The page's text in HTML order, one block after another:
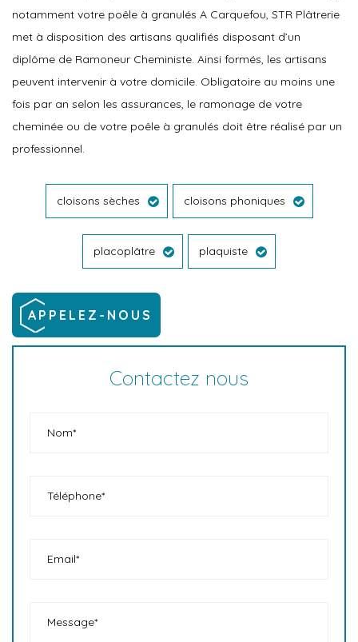
notamment votre poêle à granulés A Carquefou, STR Plâtrerie
met à disposition des artisans qualifiés disposant d’un
diplôme de Ramoneur Cheministe. Ainsi formés, les artisans
peuvent intervenir à votre domicile. Obligatoire au moins une
fois par an selon les assurances, le ramonage de votre
cheminée ou de votre poêle à granulés doit être réalisé par un
professionnel.
cloisons sèches cloisons phoniques
placoplâtre plaquiste
APPELEZ-NOUS
Contactez nous